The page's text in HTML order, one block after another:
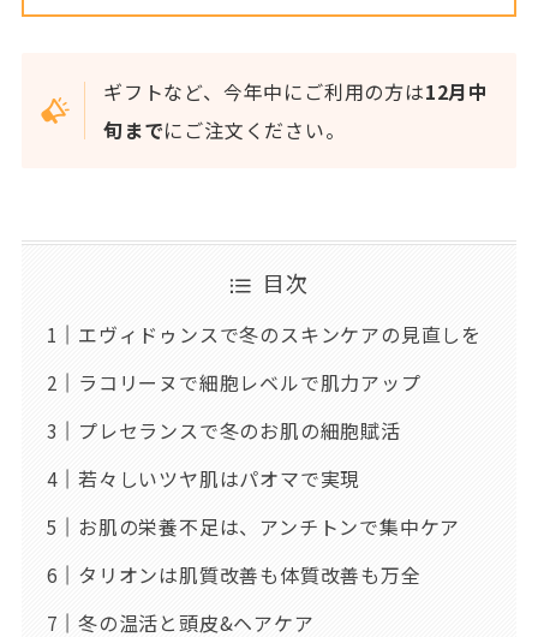
ギフトなど、今年中にご利用の方は12月中
旬までにご注文ください。
目次
エヴィドゥンスで冬のスキンケアの見直しを
ラコリーヌで細胞レベルで肌力アップ
プレセランスで冬のお肌の細胞賦活
若々しいツヤ肌はパオマで実現
お肌の栄養不足は、アンチトンで集中ケア
タリオンは肌質改善も体質改善も万全
冬の温活と頭皮&ヘアケア